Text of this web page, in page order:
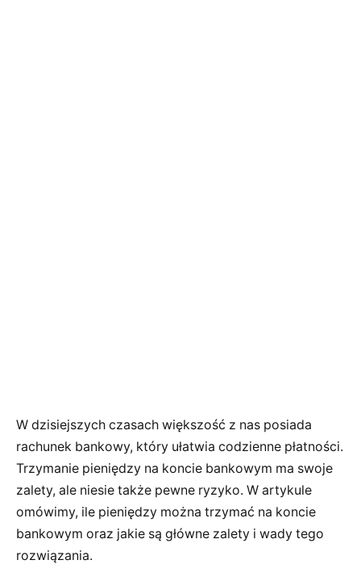
W dzisiejszych czasach większość z nas posiada
rachunek bankowy, który ułatwia codzienne płatności.
Trzymanie pieniędzy na koncie bankowym ma swoje
zalety, ale niesie także pewne ryzyko. W artykule
omówimy, ile pieniędzy można trzymać na koncie
bankowym oraz jakie są główne zalety i wady tego
rozwiązania.